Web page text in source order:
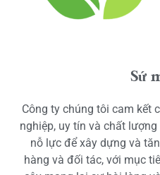
Sứ
Công ty chúng tôi cam kết
nghiệp, uy tín và chất
nỗ lực để xây dựng và
hàng và đối tác, với mục